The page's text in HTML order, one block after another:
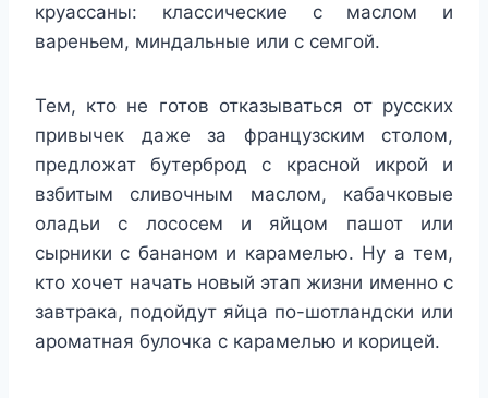
круассаны: классические с маслом и
вареньем, миндальные или с семгой.
Тем, кто не готов отказываться от русских
привычек даже за французским столом,
предложат бутерброд с красной икрой и
взбитым сливочным маслом, кабачковые
оладьи с лососем и яйцом пашот или
сырники с бананом и карамелью. Ну а тем,
кто хочет начать новый этап жизни именно с
завтрака, подойдут яйца по-шотландски или
ароматная булочка с карамелью и корицей.